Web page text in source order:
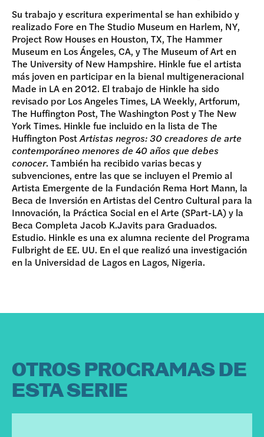
Su trabajo y escritura experimental se han exhibido y
realizado Fore en The Studio Museum en Harlem, NY,
Project Row Houses en Houston, TX, The Hammer
Museum en Los Ángeles, CA, y The Museum of Art en
The University of New Hampshire. Hinkle fue el artista
más joven en participar en la bienal multigeneracional
Made in LA en 2012. El trabajo de Hinkle ha sido
revisado por Los Angeles Times, LA Weekly, Artforum,
The Huffington Post, The Washington Post y The New
York Times. Hinkle fue incluido en la lista de The
Huffington PostArtistas negros: 30 creadores de arte
contemporáneo menores de 40 años que debes
conocer. También ha recibido varias becas y
subvenciones, entre las que se incluyen el Premio al
Artista Emergente de la Fundación Rema Hort Mann, la
Beca de Inversión en Artistas del Centro Cultural para la
Innovación, la Práctica Social en el Arte (SPart-LA) y la
Beca Completa Jacob K.Javits para Graduados.
Estudio. Hinkle es una ex alumna reciente del Programa
Fulbright de EE. UU. En el que realizó una investigación
en la Universidad de Lagos en Lagos, Nigeria.
OTROS PROGRAMAS DE
ESTA SERIE